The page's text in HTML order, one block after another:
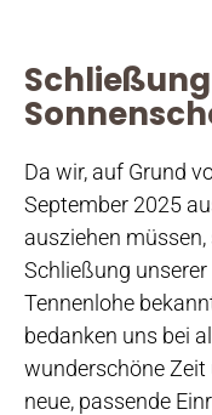
Da wir, auf Grund
September 2025
ausziehen
Schließung
Tennenlohe
bedanken uns bei
wunderschöne Zeit
neue, passende